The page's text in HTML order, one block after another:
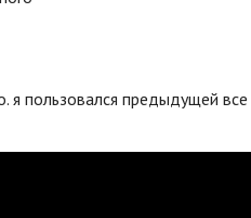
пользовался предыдущей